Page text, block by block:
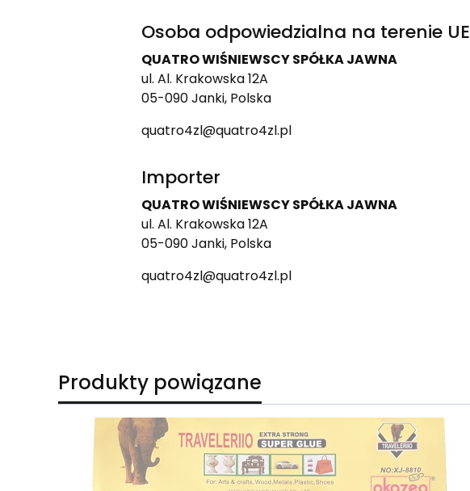
Osoba odpowiedzialna na terenie UE
QUATRO WIŚNIEWSCY SPÓŁKA JAWNA
ul. Al. Krakowska 12A
05-090 Janki, Polska
quatro4zl@quatro4zl.pl
Importer
QUATRO WIŚNIEWSCY SPÓŁKA JAWNA
ul. Al. Krakowska 12A
05-090 Janki, Polska
quatro4zl@quatro4zl.pl
Produkty powiązane